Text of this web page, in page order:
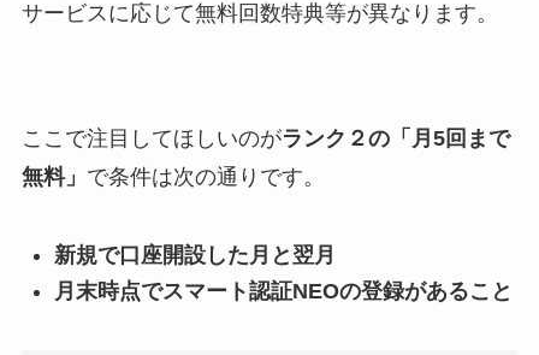
サービスに応じて無料回数特典等が異なります。
ここで注目してほしいのがランク２の「月5回まで
無料」 で条件は次の通りです。
新規で口座開設した月と翌月
月末時点でスマート認証NEOの登録があること